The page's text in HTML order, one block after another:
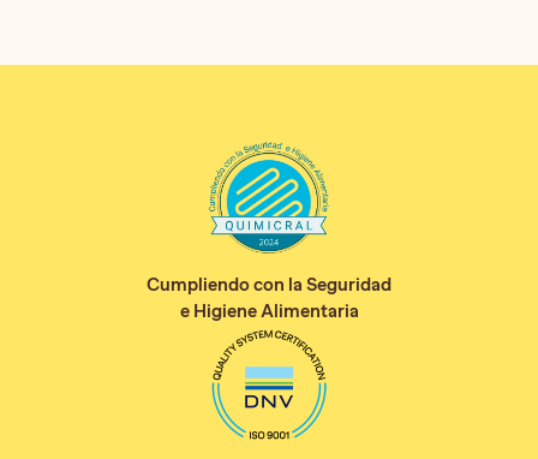
Cumpliendo con la Seguridad
e Higiene Alimentaria